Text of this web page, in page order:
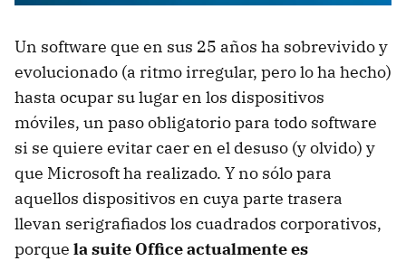
Un software que en sus 25 años ha sobrevivido y
evolucionado (a ritmo irregular, pero lo ha hecho)
hasta ocupar su lugar en los dispositivos
móviles, un paso obligatorio para todo software
si se quiere evitar caer en el desuso (y olvido) y
que Microsoft ha realizado. Y no sólo para
aquellos dispositivos en cuya parte trasera
llevan serigrafiados los cuadrados corporativos,
porque la suite Office actualmente es